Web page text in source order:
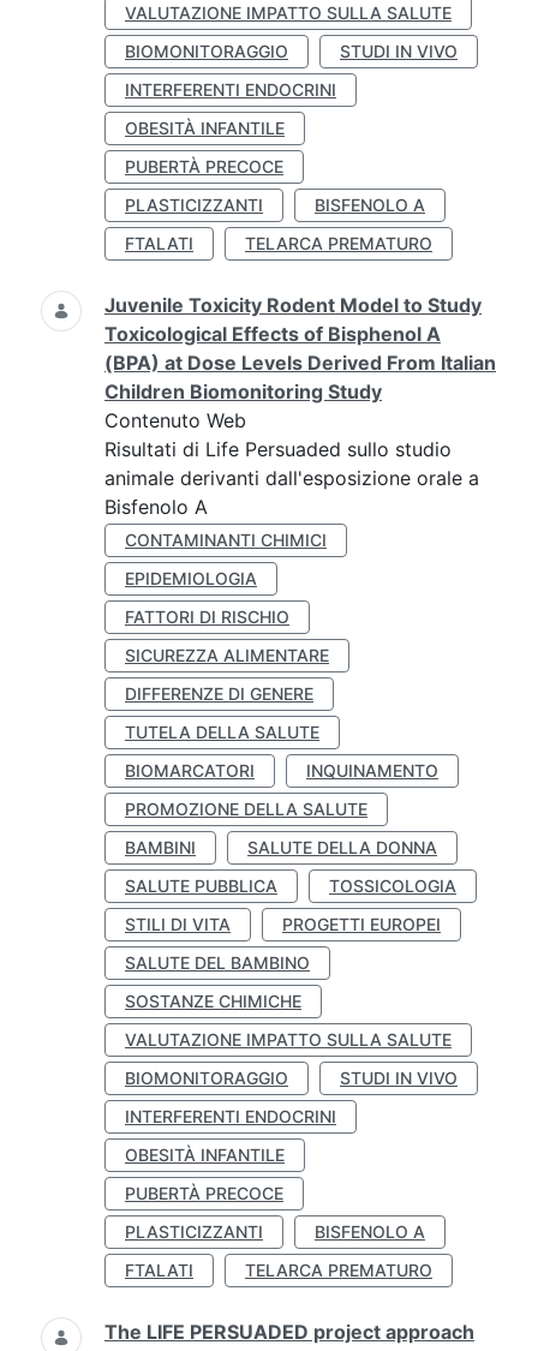
VALUTAZIONE IMPATTO SULLA SALUTE
BIOMONITORAGGIO
STUDI IN VIVO
INTERFERENTI ENDOCRINI
OBESITÀ INFANTILE
PUBERTÀ PRECOCE
PLASTICIZZANTI
BISFENOLO A
FTALATI
TELARCA PREMATURO
Juvenile Toxicity Rodent Model to Study
Toxicological Effects of Bisphenol A
(BPA) at Dose Levels Derived From Italian
Children Biomonitoring Study
Contenuto Web
Risultati di Life Persuaded sullo studio
animale derivanti dall'esposizione orale a
Bisfenolo A
CONTAMINANTI CHIMICI
EPIDEMIOLOGIA
FATTORI DI RISCHIO
SICUREZZA ALIMENTARE
DIFFERENZE DI GENERE
TUTELA DELLA SALUTE
BIOMARCATORI
INQUINAMENTO
PROMOZIONE DELLA SALUTE
BAMBINI
SALUTE DELLA DONNA
SALUTE PUBBLICA
TOSSICOLOGIA
STILI DI VITA
PROGETTI EUROPEI
SALUTE DEL BAMBINO
SOSTANZE CHIMICHE
VALUTAZIONE IMPATTO SULLA SALUTE
BIOMONITORAGGIO
STUDI IN VIVO
INTERFERENTI ENDOCRINI
OBESITÀ INFANTILE
PUBERTÀ PRECOCE
PLASTICIZZANTI
BISFENOLO A
FTALATI
TELARCA PREMATURO
The LIFE PERSUADED project approach